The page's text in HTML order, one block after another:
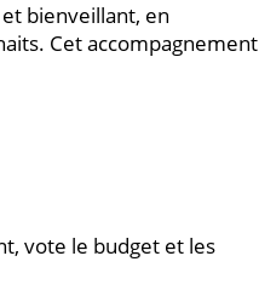
bienveillant, en
Cet accompagnement
vote le budget et les